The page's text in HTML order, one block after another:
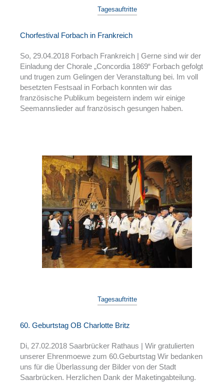
Tagesauftritte
Chorfestival Forbach in Frankreich
So, 29.04.2018 Forbach Frankreich | Gerne sind wir der
Einladung der Chorale „Concordia 1869“ Forbach gefolgt
und trugen zum Gelingen der Veranstaltung bei. Im voll
besetzten Festsaal in Forbach konnten wir das
französische Publikum begeistern indem wir einige
Seemannslieder auf französisch gesungen haben.
Tagesauftritte
60. Geburtstag OB Charlotte Britz
Di, 27.02.2018 Saarbrücker Rathaus | Wir gratulierten
unserer Ehrenmoewe zum 60.Geburtstag Wir bedanken
uns für die Überlassung der Bilder von der Stadt
Saarbrücken. Herzlichen Dank der Maketingabteilung.